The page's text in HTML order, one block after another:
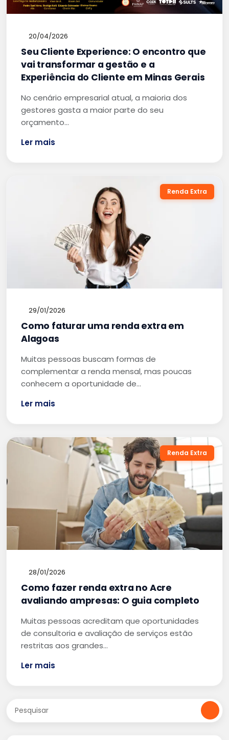
20/04/2026
Seu Cliente Experience: O encontro que
vai transformar a gestão e a
Experiência do Cliente em Minas Gerais
No cenário empresarial atual, a maioria dos
gestores gasta a maior parte do seu
orçamento…
Ler mais
Renda Extra
29/01/2026
Como faturar uma renda extra em
Alagoas
Muitas pessoas buscam formas de
complementar a renda mensal, mas poucas
conhecem a oportunidade de…
Ler mais
Renda Extra
28/01/2026
Como fazer renda extra no Acre
avaliando ampresas: O guia completo
Muitas pessoas acreditam que oportunidades
de consultoria e avaliação de serviços estão
restritas aos grandes…
Ler mais